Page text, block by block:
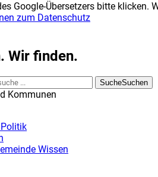
Google-Übersetzers bitte klicken.
zum Datenschutz
Wir finden.
SucheSuchen
Wissen